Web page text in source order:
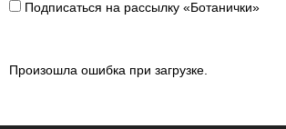
Подписаться на рассылку «Ботанички»
Произошла ошибка при загрузке.